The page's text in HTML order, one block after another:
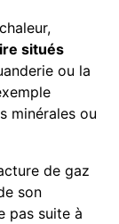
situés
ou la
minérales ou
de gaz
son
pas suite à